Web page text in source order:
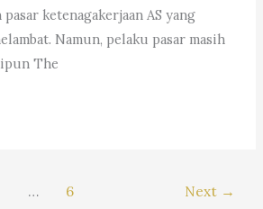
ketenagakerjaan AS yang
Namun, pelaku pasar masih
The
… 6 Next →